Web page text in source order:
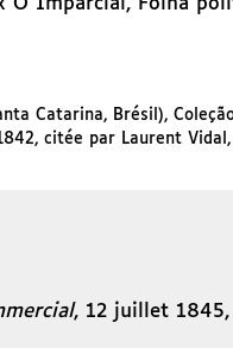
Catarina, Brésil),
citée par Laurent Vidal,
, 12 juillet